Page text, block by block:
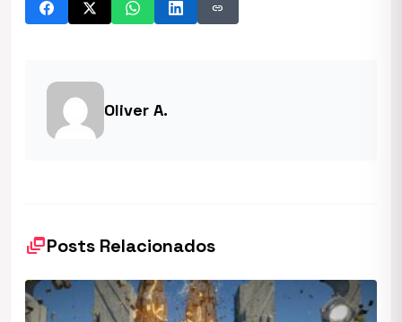
link
Oliver A.
dynamic_feedPosts Relacionados